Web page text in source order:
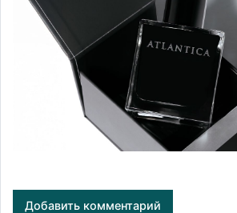
Добавить комментарий